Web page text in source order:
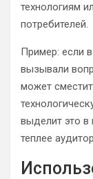
технологиям
потребителей.
Пример: если
вызывали
может
выделит это в
теплее